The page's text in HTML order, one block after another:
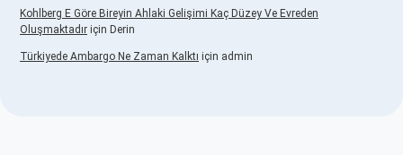
Kohlberg E Göre Bireyin Ahlaki Gelişimi Kaç Düzey Ve Evreden
Oluşmaktadır için Derin
Türkiyede Ambargo Ne Zaman Kalktı için admin